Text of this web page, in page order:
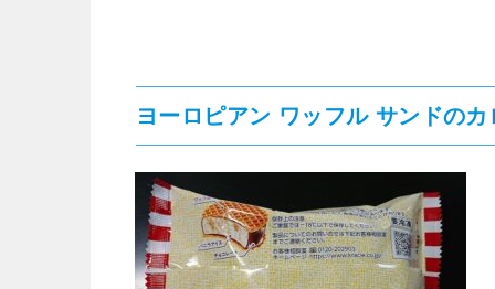
ヨーロピアン ワッフル サンドのカ